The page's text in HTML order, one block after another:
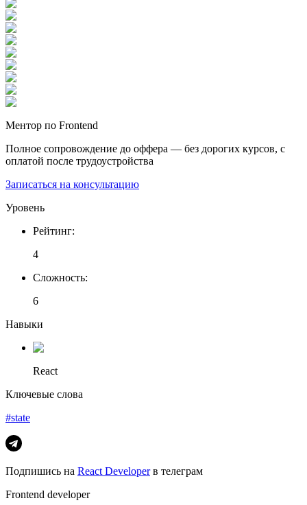
Ментор по Frontend
Полное сопровождение до оффера — без дорогих курсов, с
оплатой после трудоустройства
Записаться на консультацию
Уровень
Рейтинг:
4
Сложность:
6
Навыки
React
Ключевые слова
#state
Подпишись на React Developerв телеграм
Frontend developer